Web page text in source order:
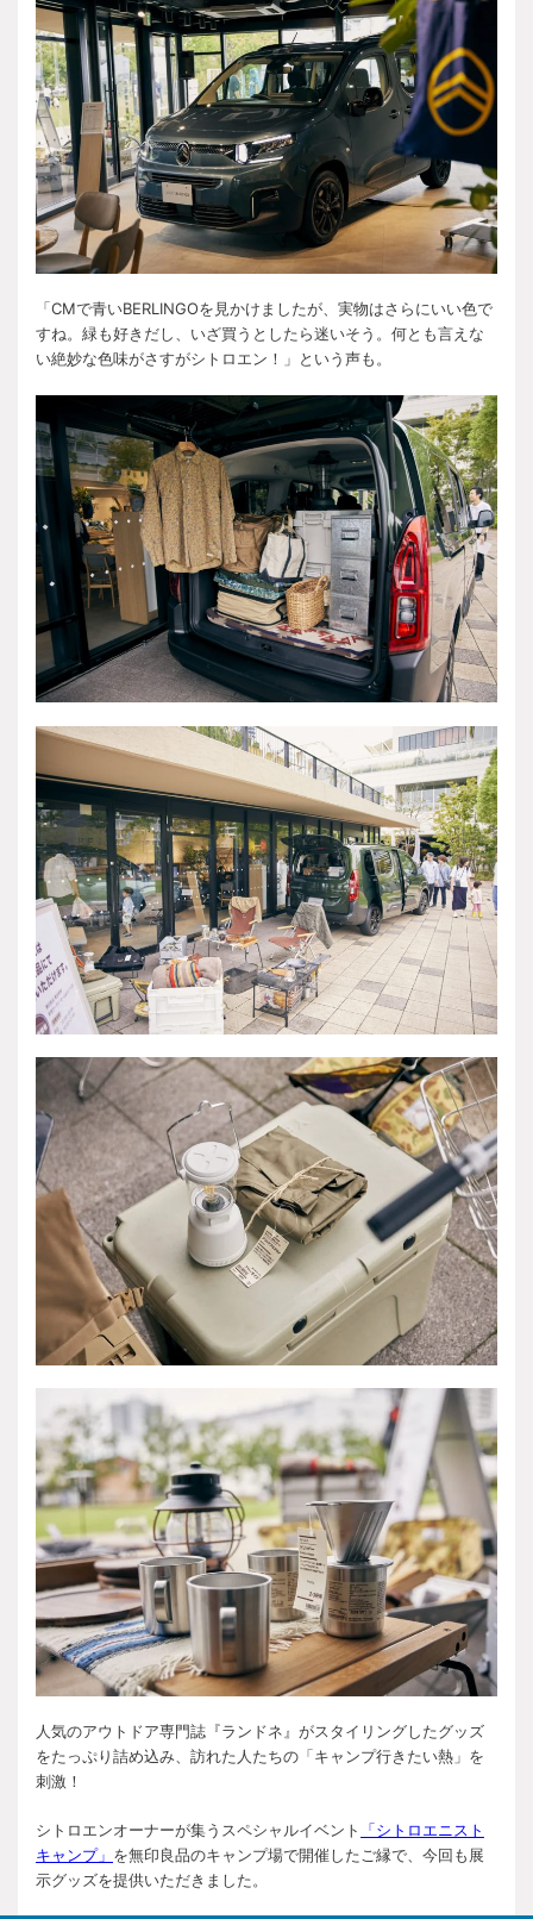
「CMで青いBERLINGOを見かけましたが、実物はさらにいい色で
すね。緑も好きだし、いざ買うとしたら迷いそう。何とも言えな
い絶妙な色味がさすがシトロエン！」という声も。
人気のアウトドア専門誌『ランドネ』がスタイリングしたグッズ
をたっぷり詰め込み、訪れた人たちの「キャンプ行きたい熱」を
刺激！
シトロエンオーナーが集うスペシャルイベント
「シトロエニスト
キャンプ」 を無印良品のキャンプ場で開催したご縁で、今回も展
示グッズを提供いただきました。